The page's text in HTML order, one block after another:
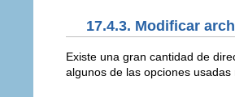
17.4.3. Modificar
Existe una gran cantidad de
algunos de las opciones